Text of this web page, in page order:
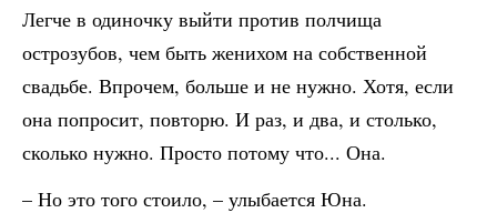
Легче в одиночку выйти против полчища
острозубов, чем быть женихом на собственной
свадьбе. Впрочем, больше и не нужно. Хотя, если
она попросит, повторю. И раз, и два, и столько,
сколько нужно. Просто потому что... Она.
– Но это того стоило, – улыбается Юна.